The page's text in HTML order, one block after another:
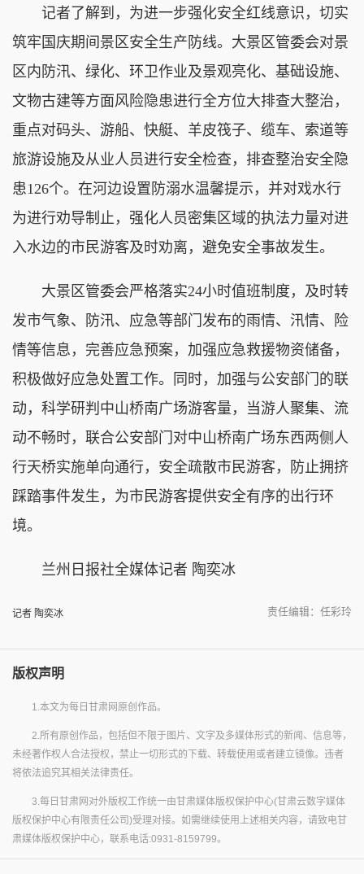
记者了解到，为进一步强化安全红线意识，切实
筑牢国庆期间景区安全生产防线。大景区管委会对景
区内防汛、绿化、环卫作业及景观亮化、基础设施、
文物古建等方面风险隐患进行全方位大排查大整治，
重点对码头、游船、快艇、羊皮筏子、缆车、索道等
旅游设施及从业人员进行安全检查，排查整治安全隐
患126个。在河边设置防溺水温馨提示，并对戏水行
为进行劝导制止，强化人员密集区域的执法力量对进
入水边的市民游客及时劝离，避免安全事故发生。
大景区管委会严格落实24小时值班制度，及时转
发市气象、防汛、应急等部门发布的雨情、汛情、险
情等信息，完善应急预案，加强应急救援物资储备，
积极做好应急处置工作。同时，加强与公安部门的联
动，科学研判中山桥南广场游客量，当游人聚集、流
动不畅时，联合公安部门对中山桥南广场东西两侧人
行天桥实施单向通行，安全疏散市民游客，防止拥挤
踩踏事件发生，为市民游客提供安全有序的出行环
境。
兰州日报社全媒体记者 陶奕冰
记者 陶奕冰 责任编辑：任彩玲
版权声明
1.本文为每日甘肃网原创作品。
2.所有原创作品，包括但不限于图片、文字及多媒体形式的新闻、信息等，
未经著作权人合法授权，禁止一切形式的下载、转载使用或者建立镜像。违者
将依法追究其相关法律责任。
3.每日甘肃网对外版权工作统一由甘肃媒体版权保护中心(甘肃云数字媒体
版权保护中心有限责任公司)受理对接。如需继续使用上述相关内容，请致电甘
肃媒体版权保护中心，联系电话:0931-8159799。